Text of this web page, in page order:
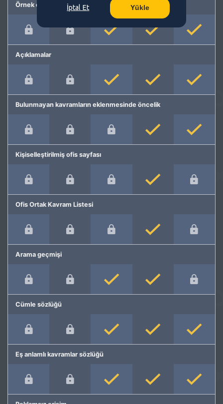
Örnek cümleler
Açıklamalar
Bulunmayan kavramların eklenmesinde öncelik
Kişiselleştirilmiş ofis sayfası
Ofis Ortak Kavram Listesi
Arama geçmişi
Cümle sözlüğü
Eş anlamlı kavramlar sözlüğü
İptal Et Yükle